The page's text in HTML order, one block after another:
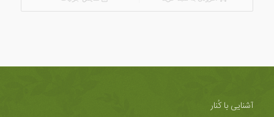
آشنایی با کُنار